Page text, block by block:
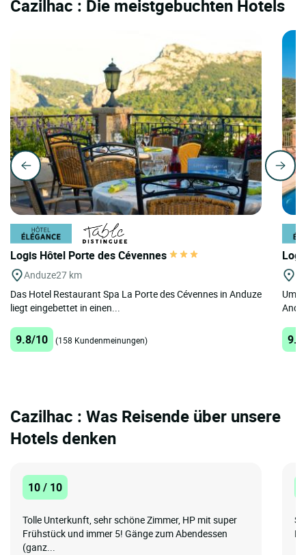
Cazilhac : Die meistgebuchten Hotels
Logis Hôtel Porte des Cévennes
Anduze27 km
Das Hotel Restaurant Spa La Porte des Cévennes in Anduze
liegt eingebettet in einen...
9.8/10 (158 Kundenmeinungen)
Cazilhac : Was Reisende über unsere
Hotels denken
10 / 10
Tolle Unterkunft, sehr schöne Zimmer, HP mit super
Frühstück und immer 5! Gänge zum Abendessen
(ganz...